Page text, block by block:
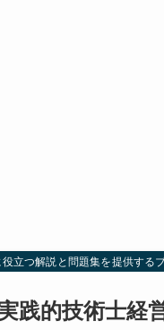
立つ解説と問題集を提供す
践的技術士経